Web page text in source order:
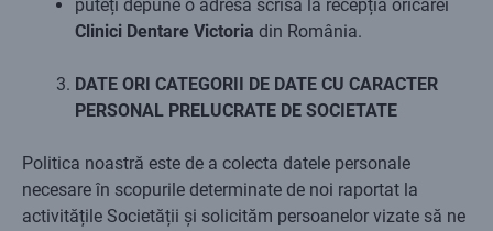
puteți depune o adresă scrisă la recepția oricărei
Clinici Dentare Victoria din România.
DATE ORI CATEGORII DE DATE CU CARACTER
PERSONAL PRELUCRATE DE SOCIETATE
Politica noastră este de a colecta datele personale
necesare în scopurile determinate de noi raportat la
activitățile Societății și solicităm persoanelor vizate să ne